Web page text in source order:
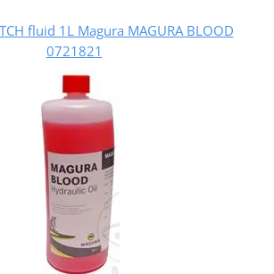
fluid 1L Magura MAGURA BLOOD
0721821